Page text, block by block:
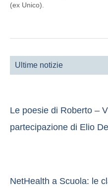
(ex Unico).
Ultime notizie
Le poesie di Roberto –
partecipazione di Elio
NetHealth a Scuola: le